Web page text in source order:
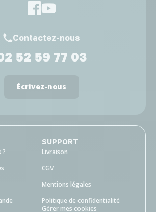
Contactez-nous
52 59 77 03
Écrivez-nous
?
SUPPORT
Livraison
CGV
Mentions légales
Politique de confidentialité
Gérer mes cookies